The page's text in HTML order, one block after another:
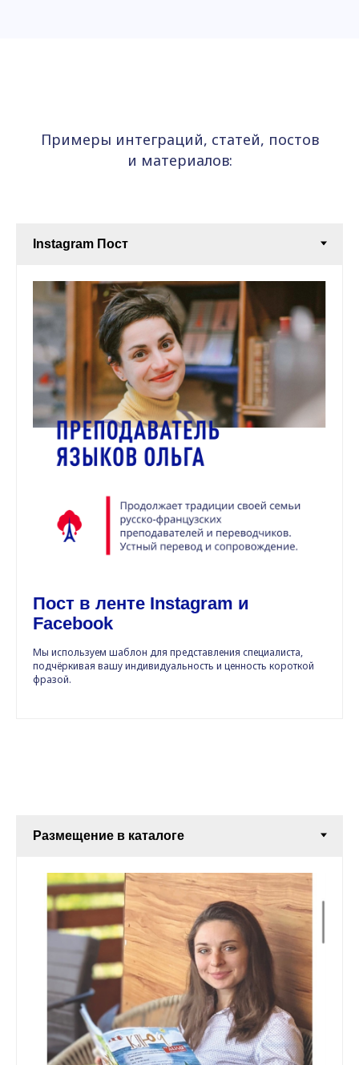
Примеры интеграций, статей, постов
и материалов:
Пост в ленте Instagram и
Facebook
Мы используем шаблон для представления специалиста,
подчёркивая вашу индивидуальность и ценность короткой
фразой.